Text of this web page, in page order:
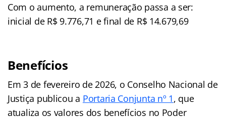
Com o aumento, a remuneração passa a ser:
inicial de R$ 9.776,71 e final de R$ 14.679,69
Benefícios
Em 3 de fevereiro de 2026, o Conselho Nacional de
Justiça publicou a Portaria Conjunta nº 1, que
atualiza os valores dos benefícios no Poder